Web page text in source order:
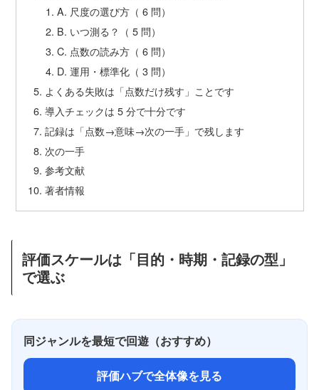
A. 尺度の選び方（ 6 問）
B. いつ測る？（ 5 問）
C. 点数の読み方（ 6 問）
D. 運用・標準化（ 3 問）
よくある失敗は「点数だけ残す」ことです
導入チェックは 5 分で十分です
記録は「点数→意味→次の一手」で残します
次の一手
参考文献
著者情報
評価スケールは「目的・時期・記録の型」
で選ぶ
同ジャンルを最短で回遊（おすすめ）
評価ハブで全体像を見る